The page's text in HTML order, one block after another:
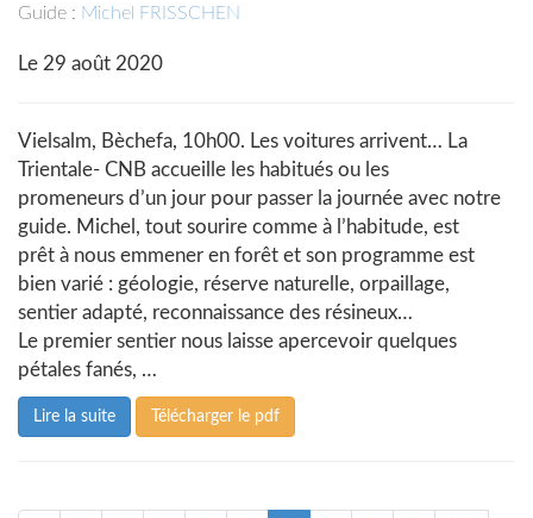
Guide : Michel FRISSCHEN
Le 29 août 2020
Vielsalm, Bèchefa, 10h00. Les voitures arrivent… La
Trientale- CNB accueille les habitués ou les
promeneurs d’un jour pour passer la journée avec notre
guide. Michel, tout sourire comme à l’habitude, est
prêt à nous emmener en forêt et son programme est
bien varié : géologie, réserve naturelle, orpaillage,
sentier adapté, reconnaissance des résineux…
Le premier sentier nous laisse apercevoir quelques
pétales fanés, …
Lire la suite Télécharger le pdf